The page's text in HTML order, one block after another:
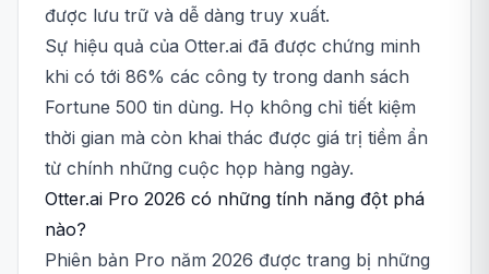
được lưu trữ và dễ dàng truy xuất.
Sự hiệu quả của Otter.ai đã được chứng minh
khi có tới 86% các công ty trong danh sách
Fortune 500 tin dùng. Họ không chỉ tiết kiệm
thời gian mà còn khai thác được giá trị tiềm ẩn
từ chính những cuộc họp hàng ngày.
Otter.ai Pro 2026 có những tính năng đột phá
nào?
Phiên bản Pro năm 2026 được trang bị những